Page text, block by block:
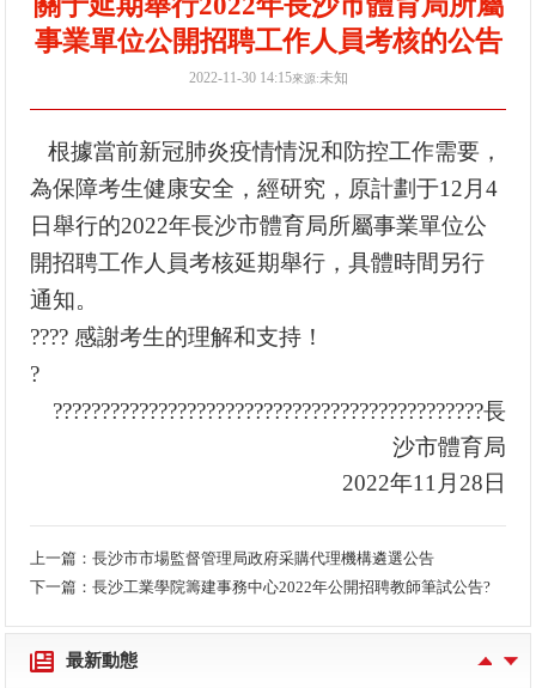
事業單位公開招聘工作人員考核的公告
2022-11-30 14:15來源:未知
根據當前新冠肺炎疫情情況和防控工作需要，
為保障考生健康安全，經研究，原計劃于12月4
日舉行的2022年長沙市體育局所屬事業單位公
開招聘工作人員考核延期舉行，具體時間另行
通知。
???? 感謝考生的理解和支持！
?
?????????????????????????????????????????????長
沙市體育局
2022年11月28日
上一篇：長沙市市場監督管理局政府采購代理機構遴選公告
下一篇：長沙工業學院籌建事務中心2022年公開招聘教師筆試公告?
最新動態
長沙工業學院籌建事務中心2022年公開招聘教師入圍考核環節人員名單及考核有關事項的公告